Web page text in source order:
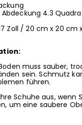
Abdeckung 4.3
Zoll / 20 cm x 20 cm
muss sauber,
sein. Schmutz
führen.
Schuhe aus, wenn
um eine saubere